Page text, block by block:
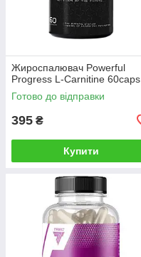
Жироспалювач Powerful
Progress L-Carnitine 60caps
Готово до відправки
395 ₴
Купити